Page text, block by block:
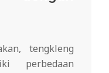
tengkleng
perbedaan